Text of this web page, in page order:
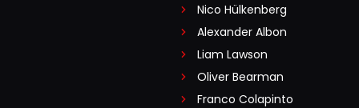
Nico Hülkenberg
Alexander Albon
Liam Lawson
Oliver Bearman
Franco Colapinto